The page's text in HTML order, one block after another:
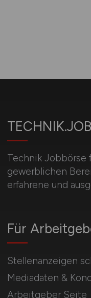
Technik Jobbörse
gewerblichen
erfahrene und
Für
Stellenanzeigen
Mediadaten &
Arbeitgeber Seite